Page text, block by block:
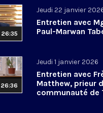
26:35
Jeudi 22 janvier
Entretien avec
Paul-Marwan
26:36
Jeudi 1 janvier 2026
Entretien avec
Matthew, prieur
communauté de